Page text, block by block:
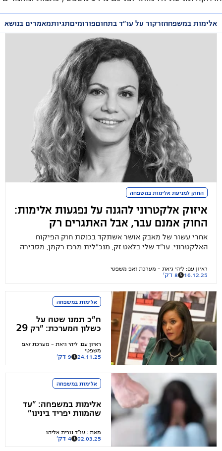
אלימות במשפחהזרקור על עו״ד בתחוםפורומיםתגיותמאמרים בנושא
החוק למניעת אלימות במשפחה
איזוק אלקטרוני להגנה על נפגעות אלימות:
החוק אמנם עבר, אבל האתגרים רק
מתחילים
אחרי עשור של מאבק אושר אשתקד בכנסת חוק הפיקוח
האלקטרוני. עו"ד שלי בלאט זק, מנכ"לית מרכז רקמן, מסבירה
להגן באמת על נשים
ראיון עם: ליהי גיאת - מערכת זאפ משפטי
16.12.25 8 דק'
אלימות במשפחה
ח"כ תמנו שטה על
כשלון המערכת: "רק 29
להצלת חיים נענו" –
ראיון מיוחד לרגל יום
המאבק הבינלאומי
למניעת אלימות נגד
נשים
ראיון עם: ליהי גיאת - מערכת זאפ
משפטי
24.11.25 9 דק'
אלימות במשפחה
אלימות במשפחה: "עד
שהמוות יפריד בינינו"
מאת : עו"ד נורית אליהו
02.03.25 4 דק'